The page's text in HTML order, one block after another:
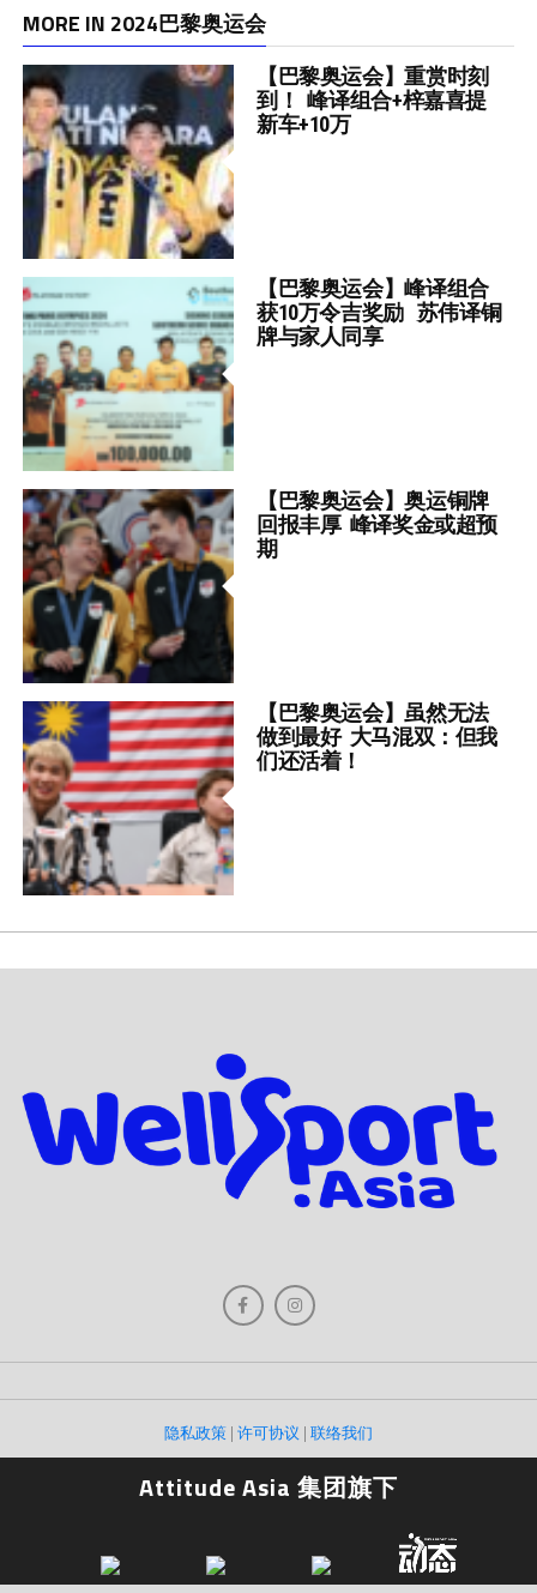
MORE IN 2024巴黎奥运会
【巴黎奥运会】重赏时刻
到！ 峰译组合+梓嘉喜提
新车+10万
【巴黎奥运会】峰译组合
获10万令吉奖励 苏伟译铜
牌与家人同享
【巴黎奥运会】奥运铜牌
回报丰厚 峰译奖金或超预
期
【巴黎奥运会】虽然无法
做到最好 大马混双：但我
们还活着！
隐私政策 | 许可协议 | 联络我们
Attitude Asia 集团旗下